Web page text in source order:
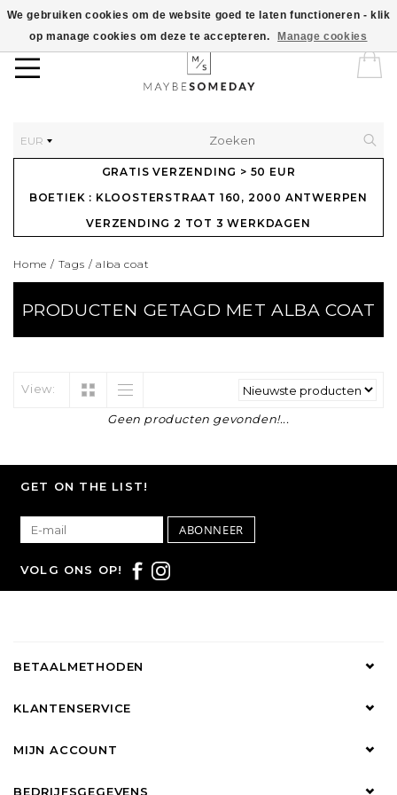
EUR
GRATIS VERZENDING > 50 EUR
BOETIEK : KLOOSTERSTRAAT 160, 2000 ANTWERPEN
VERZENDING 2 TOT 3 WERKDAGEN
Home / Tags /alba coat
PRODUCTEN GETAGD MET ALBA COAT
View:
Geen producten gevonden!...
We gebruiken cookies om de website goed te laten functioneren - klik
op manage cookies om deze te accepteren.
Manage cookies
GET ON THE LIST!
ABONNEER
VOLG ONS OP!
BETAALMETHODEN
KLANTENSERVICE
MIJN ACCOUNT
BEDRIJFSGEGEVENS